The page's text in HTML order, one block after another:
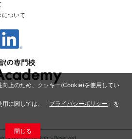
向上のため、クッキー(Cookie)を使用してい
に関しては、「プライバシーポリシー 」を
閉じる
について
Co.,Ltd. All Rights Reserved.